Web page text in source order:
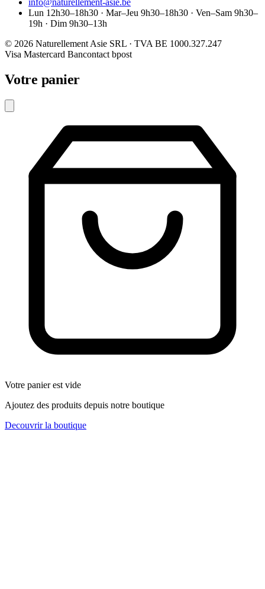
Lun 12h30–18h30 · Mar–Jeu 9h30–18h30 · Ven–Sam 9h30–
19h · Dim 9h30–13h
© 2026 Naturellement Asie SRL · TVA BE 1000.327.247
Visa Mastercard Bancontact bpost
Votre panier
Votre panier est vide
Ajoutez des produits depuis notre boutique
Decouvrir la boutique